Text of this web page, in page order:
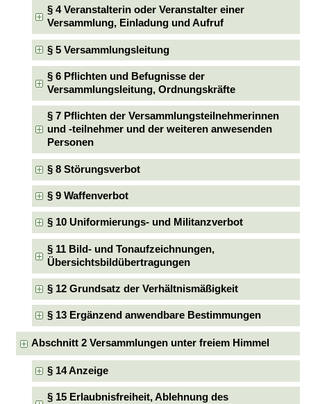
§ 4 Veranstalterin oder Veranstalter einer
Versammlung, Einladung und Aufruf
§ 5 Versammlungsleitung
§ 6 Pflichten und Befugnisse der
Versammlungsleitung, Ordnungskräfte
§ 7 Pflichten der Versammlungsteilnehmerinnen
und -teilnehmer und der weiteren anwesenden
Personen
§ 8 Störungsverbot
§ 9 Waffenverbot
§ 10 Uniformierungs- und Militanzverbot
§ 11 Bild- und Tonaufzeichnungen,
Übersichtsbildübertragungen
§ 12 Grundsatz der Verhältnismäßigkeit
§ 13 Ergänzend anwendbare Bestimmungen
Abschnitt 2 Versammlungen unter freiem Himmel
§ 14 Anzeige
§ 15 Erlaubnisfreiheit, Ablehnung des